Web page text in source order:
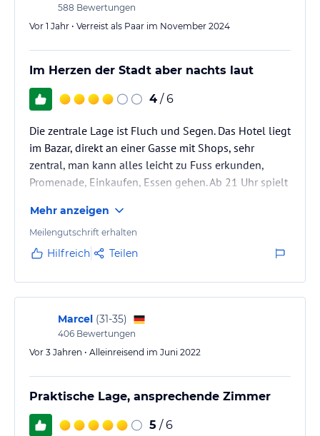
und Bügelservice. Gegen Aufpreis kann auch ein Flughafentransfer
arrangiert werden.
Hinweis: Verfasst von HolidayCheck mit Hilfe von KI. Alle
Angaben ohne Gewähr. Bitte lies vor der Buchung die
588 Bewertungen
Vor 1 Jahr • Verreist als Paar im November 2024
Im Herzen der Stadt aber nachts laut
4 / 6
Die zentrale Lage ist Fluch und Segen. Das Hotel liegt
im Bazar, direkt an einer Gasse mit Shops, sehr
zentral, man kann alles leicht zu Fuss erkunden,
Promenade, Einkaufen, Essen gehen. Ab 21 Uhr spielt
geschlossenen Fenster kann man nicht ans Schlafen
denken. Die laute Musik hört um Mitternacht auf, man
hört aber die ganze Nacht Musik aus entfernten Bars.
Gebet, geschlafen haben wir nicht viel. Die Lobby ist…
Mehr anzeigen
Meilengutschrift erhalten
Hilfreich Teilen
Marcel (31-35)
406 Bewertungen
Vor 3 Jahren • Alleinreisend im Juni 2022
Praktische Lage, ansprechende Zimmer
5 / 6